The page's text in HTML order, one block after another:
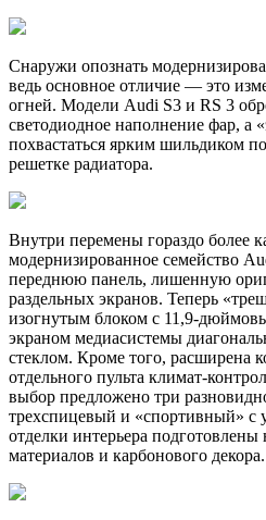
Снаружи опознать
ведь основное отличие — это
огней. Модели Audi S3 и RS 3
светодиодное наполнение фар, а
похвастаться ярким шильдиком
решетке радиатора.
Внутри перемены гораздо более
модернизированное семейство
переднюю панель, лишенную
раздельных экранов. Теперь
изогнутым блоком с 11,9-
экраном медиасистемы
стеклом. Кроме того, расширена
отдельного пульта климат-
выбор предложено три
трехспицевый и «спортивный» с
отделки интерьера подготовлены
материалов и карбонового декора.